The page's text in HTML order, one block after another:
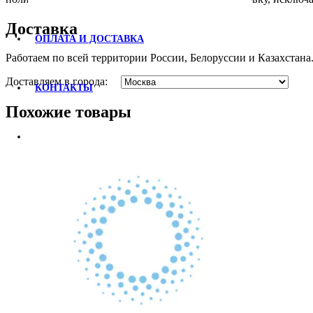
ОПЛАТА И ДОСТАВКА
КОНТАКТЫ
Доставка
Работаем по всей территории России, Белоруссии и Казахстана.
Доставляем в города:
Похожие товары